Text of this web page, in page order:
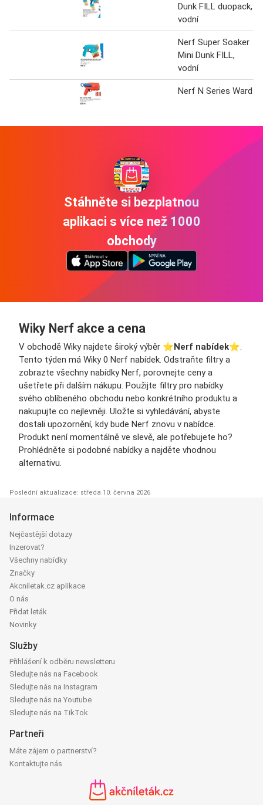
Dunk FILL duopack,
vodní
Nerf Super Soaker
Mini Dunk FILL,
vodní
Nerf N Series Ward
Stáhněte si bezplatnou
aplikaci s více než 1000
obchody
Wiky Nerf akce a cena
V obchodě Wiky najdete široký výběr ⭐️Nerf nabídek⭐️.
Tento týden má Wiky 0 Nerf nabídek. Odstraňte filtry a
zobrazte všechny nabídky Nerf, porovnejte ceny a
ušetřete při dalším nákupu. Použijte filtry pro nabídky
svého oblíbeného obchodu nebo konkrétního produktu a
nakupujte co nejlevněji. Uložte si vyhledávání, abyste
dostali upozornění, kdy bude Nerf znovu v nabídce.
Produkt není momentálně ve slevě, ale potřebujete ho?
Prohlédněte si podobné nabídky a najděte vhodnou
alternativu.
Poslední aktualizace: středa 10. června 2026
Informace
Nejčastější dotazy
Inzerovat?
Všechny nabídky
Značky
Akcniletak.cz aplikace
O nás
Přidat leták
Novinky
Služby
Přihlášení k odběru newsletteru
Sledujte nás na Facebook
Sledujte nás na Instagram
Sledujte nás na Youtube
Sledujte nás na TikTok
Partneři
Máte zájem o partnerství?
Kontaktujte nás